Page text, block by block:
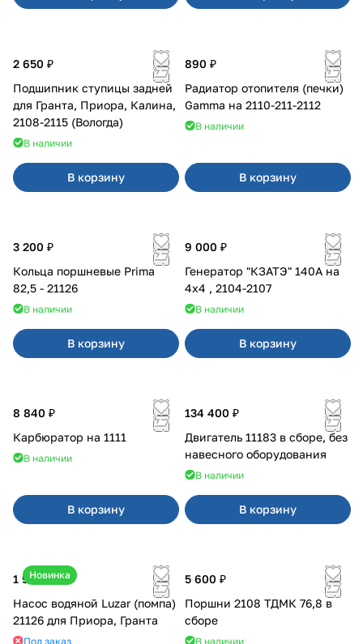
2 650 ₽
Подшипник ступицы задней
для Гранта, Приора, Калина,
2108-2115 (Вологда)
В наличии
В корзину
890 ₽
Радиатор отопителя (печки)
Gamma на 2110-211-2112
В наличии
В корзину
3 200 ₽
Кольца поршневые Prima
82,5 - 21126
В наличии
В корзину
9 000 ₽
Генератор "КЗАТЭ" 140А на
4x4 , 2104-2107
В наличии
В корзину
8 840 ₽
Карбюратор на 1111
В наличии
В корзину
134 400 ₽
Двигатель 11183 в сборе, без
навесного оборудования
В наличии
В корзину
Новинка
1 990 ₽
Насос водяной Luzar (помпа)
21126 для Приора, Гранта
Под заказ
5 600 ₽
Поршни 2108 ТДМК 76,8 в
сборе
В наличии